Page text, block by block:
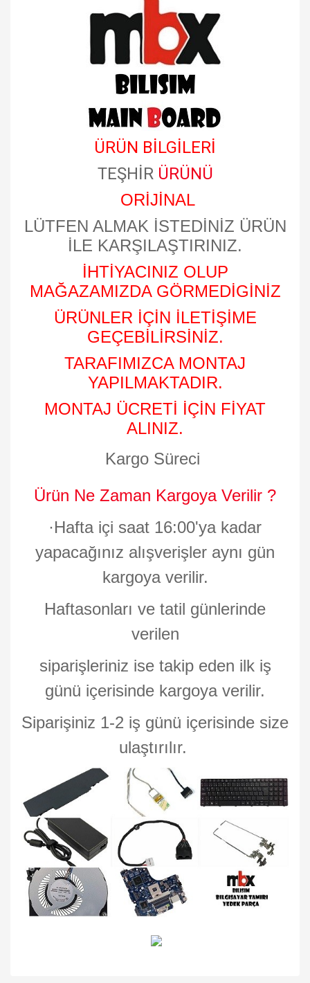
ÜRÜN BİLGİLERİ
TEŞHİR ÜRÜNÜ
ORİJİNAL
LÜTFEN ALMAK İSTEDİNİZ ÜRÜN
İLE KARŞILAŞTIRINIZ.
İHTİYACINIZ OLUP
MAĞAZAMIZDA GÖRMEDİGİNİZ
ÜRÜNLER İÇİN İLETİŞİME
GEÇEBİLİRSİNİZ.
TARAFIMIZCA MONTAJ
YAPILMAKTADIR.
MONTAJ ÜCRETİ İÇİN FİYAT
ALINIZ.
Kargo Süreci
Ürün Ne Zaman Kargoya Verilir ?
·Hafta içi saat 16:00'ya kadar
yapacağınız alışverişler aynı gün
kargoya verilir.
Haftasonları ve tatil günlerinde
verilen
siparişleriniz ise takip eden ilk iş
günü içerisinde kargoya verilir.
Siparişiniz 1-2 iş günü içerisinde size
ulaştırılır.